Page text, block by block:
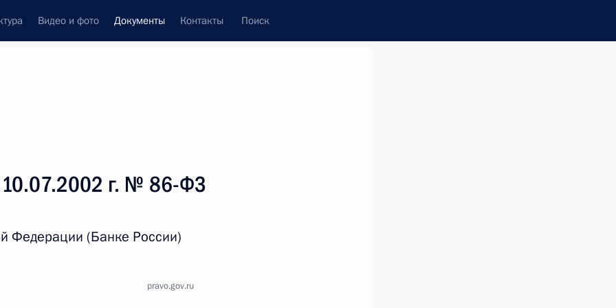
Видео и фото Документы Контакты Поиск
10.07.2002 г. № 86-ФЗ
Федерации (Банке России)
pravo.gov.ru